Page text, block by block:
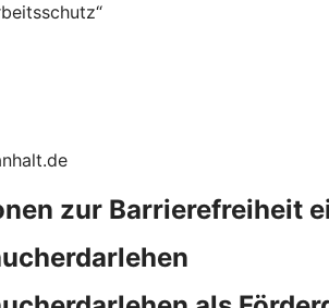
zur Barrierefreiheit